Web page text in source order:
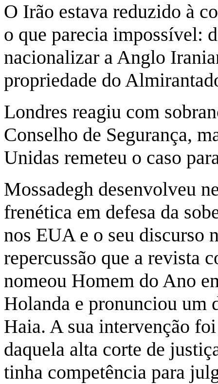
O Irão estava reduzido à
o que parecia impossível:
nacionalizar a Anglo
propriedade do
Londres reagiu com
Conselho de Segurança,
Unidas remeteu o caso
Mossadegh desenvolveu
frenética em defesa da
nos EUA e o seu discurso
repercussão que a revista
nomeou Homem do Ano
Holanda e pronunciou um
Haia. A sua intervenção
daquela alta corte de
tinha competência para